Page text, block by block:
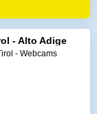
- Alto Adige
- Webcams